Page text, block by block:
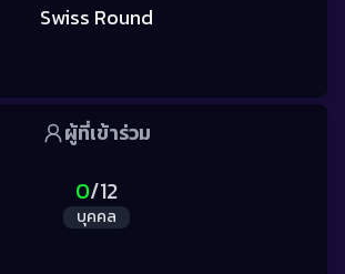
Swiss Round
ผู้ที่เข้าร่วม
0/12
บุคคล